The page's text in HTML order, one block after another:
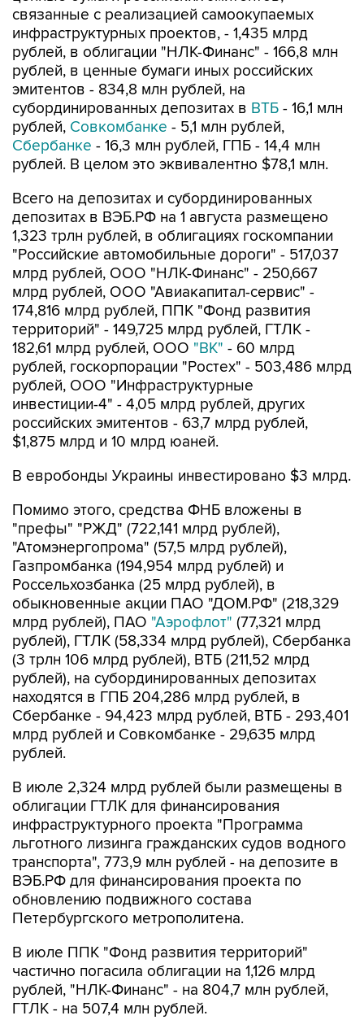
связанные с реализацией самоокупаемых
инфраструктурных проектов, - 1,435 млрд
рублей, в облигации "НЛК-Финанс" - 166,8 млн
рублей, в ценные бумаги иных российских
эмитентов - 834,8 млн рублей, на
субординированных депозитах в ВТБ - 16,1 млн
рублей, Совкомбанке - 5,1 млн рублей,
Сбербанке - 16,3 млн рублей, ГПБ - 14,4 млн
рублей. В целом это эквивалентно $78,1 млн.
Всего на депозитах и субординированных
депозитах в ВЭБ.РФ на 1 августа размещено
1,323 трлн рублей, в облигациях госкомпании
"Российские автомобильные дороги" - 517,037
млрд рублей, ООО "НЛК-Финанс" - 250,667
млрд рублей, ООО "Авиакапитал-сервис" -
174,816 млрд рублей, ППК "Фонд развития
территорий" - 149,725 млрд рублей, ГТЛК -
182,61 млрд рублей, ООО "ВК" - 60 млрд
рублей, госкорпорации "Ростех" - 503,486 млрд
рублей, ООО "Инфраструктурные
инвестиции-4" - 4,05 млрд рублей, других
российских эмитентов - 63,7 млрд рублей,
$1,875 млрд и 10 млрд юаней.
В евробонды Украины инвестировано $3 млрд.
Помимо этого, средства ФНБ вложены в
"префы" "РЖД" (722,141 млрд рублей),
"Атомэнергопрома" (57,5 млрд рублей),
Газпромбанка (194,954 млрд рублей) и
Россельхозбанка (25 млрд рублей), в
обыкновенные акции ПАО "ДОМ.РФ" (218,329
млрд рублей), ПАО "Аэрофлот" (77,321 млрд
рублей), ГТЛК (58,334 млрд рублей), Сбербанка
(3 трлн 106 млрд рублей), ВТБ (211,52 млрд
рублей), на субординированных депозитах
находятся в ГПБ 204,286 млрд рублей, в
Сбербанке - 94,423 млрд рублей, ВТБ - 293,401
млрд рублей и Совкомбанке - 29,635 млрд
рублей.
В июле 2,324 млрд рублей были размещены в
облигации ГТЛК для финансирования
инфраструктурного проекта "Программа
льготного лизинга гражданских судов водного
транспорта", 773,9 млн рублей - на депозите в
ВЭБ.РФ для финансирования проекта по
обновлению подвижного состава
Петербургского метрополитена.
В июле ППК "Фонд развития территорий"
частично погасила облигации на 1,126 млрд
рублей, "НЛК-Финанс" - на 804,7 млн рублей,
ГТЛК - на 507,4 млн рублей.